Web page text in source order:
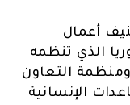
في جنيف أعمال
الذي تنظمه
التعاون
الإنسانية